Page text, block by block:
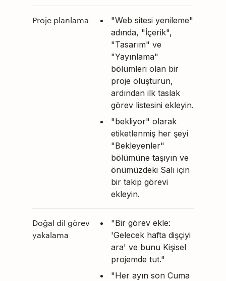
Proje planlama
"Web sitesi yenileme"
adında, "İçerik",
"Tasarım" ve
"Yayınlama"
bölümleri olan bir
proje oluşturun,
ardından ilk taslak
görev listesini ekleyin.
"bekliyor" olarak
etiketlenmiş her şeyi
"Bekleyenler"
bölümüne taşıyın ve
önümüzdeki Salı için
bir takip görevi
ekleyin.
Doğal dil görev
yakalama
"Bir görev ekle:
'Gelecek hafta dişçiyi
ara' ve bunu Kişisel
projemde tut."
"Her ayın son Cuma